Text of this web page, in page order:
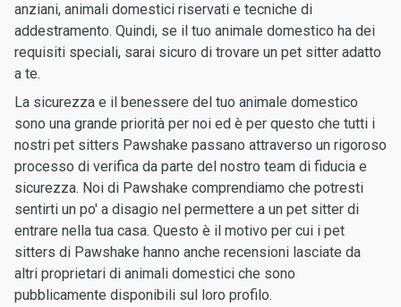
anziani, animali domestici riservati e tecniche di
addestramento. Quindi, se il tuo animale domestico ha dei
requisiti speciali, sarai sicuro di trovare un pet sitter adatto
a te.
La sicurezza e il benessere del tuo animale domestico
sono una grande priorità per noi ed è per questo che tutti i
nostri pet sitters Pawshake passano attraverso un rigoroso
processo di verifica da parte del nostro team di fiducia e
sicurezza. Noi di Pawshake comprendiamo che potresti
sentirti un po' a disagio nel permettere a un pet sitter di
entrare nella tua casa. Questo è il motivo per cui i pet
sitters di Pawshake hanno anche recensioni lasciate da
altri proprietari di animali domestici che sono
pubblicamente disponibili sul loro profilo.